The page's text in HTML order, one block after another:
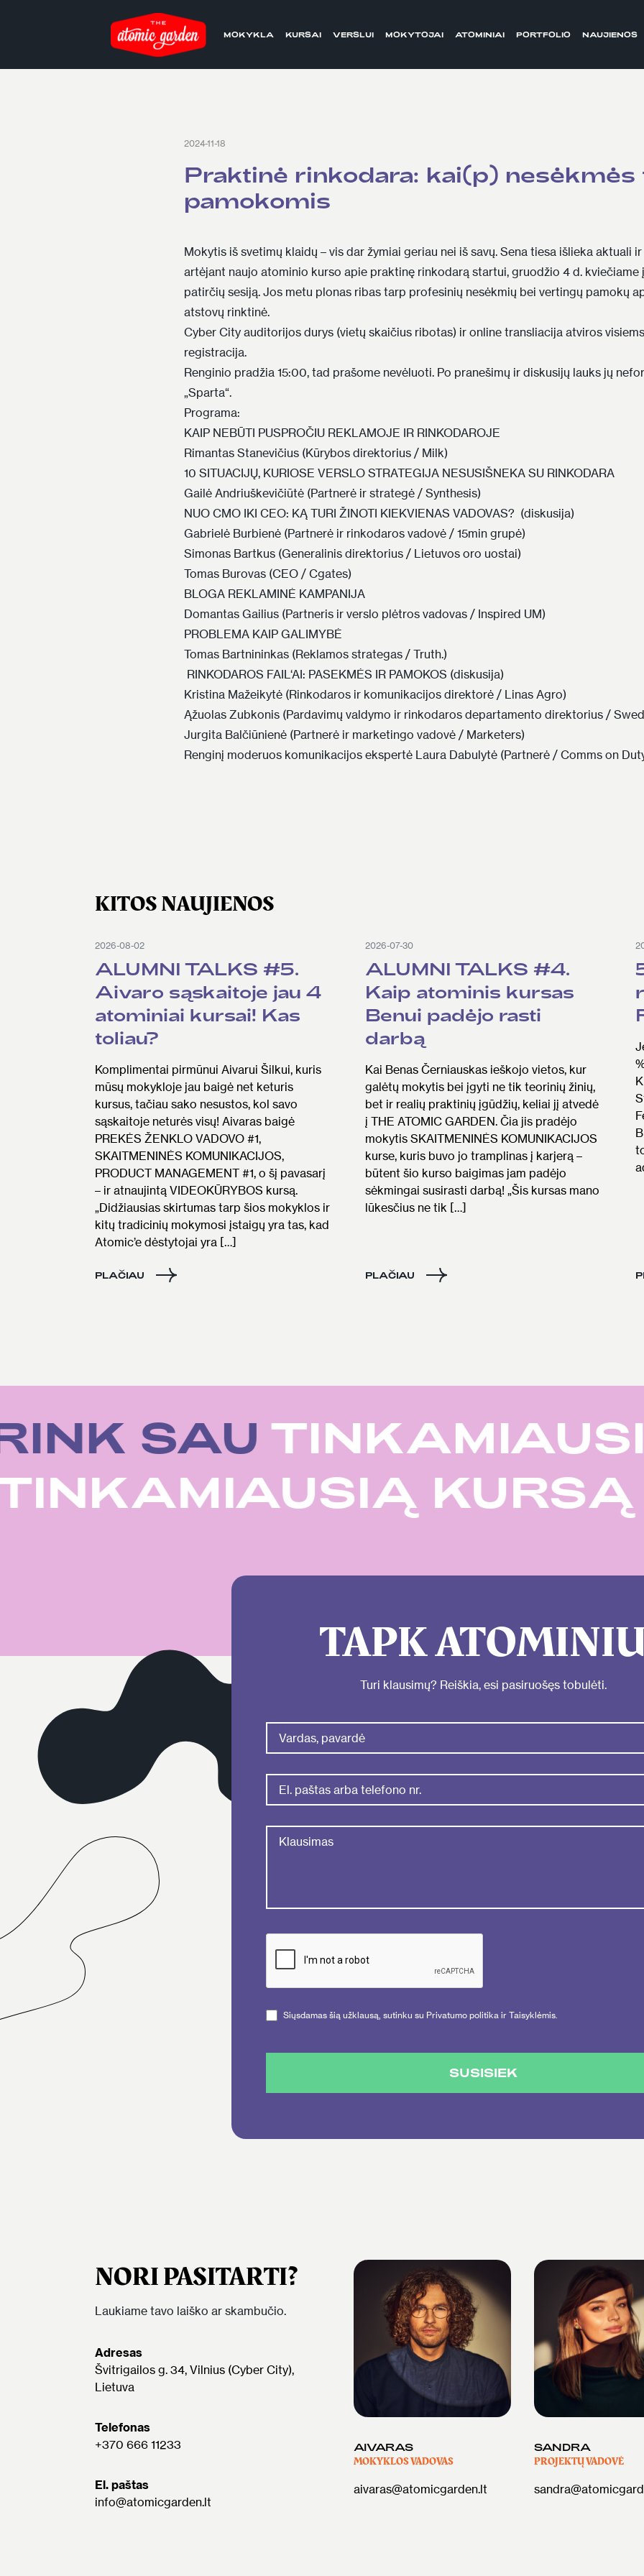
MOKYKLA KURSAI VERSLUI MOKYTOJAI ATOMINIAI PORTFOLIO NAUJIENOS
2024-11-18
Praktinė rinkodara: kai(p) nesėkmės
pamokomis
Mokytis iš svetimų klaidų – vis dar žymiai geriau nei iš savų. Sena tiesa išlieka aktuali
artėjant naujo atominio kurso apie praktinę rinkodarą startui, gruodžio 4 d. kviečiame
patirčių sesiją. Jos metu plonas ribas tarp profesinių nesėkmių bei vertingų pamokų
atstovų rinktinė.
Cyber City auditorijos durys (vietų skaičius ribotas) ir online transliacija atviros
registracija.
Renginio pradžia 15:00, tad prašome nevėluoti. Po pranešimų ir diskusijų lauks jų
„Sparta“.
Programa:
KAIP NEBŪTI PUSPROČIU REKLAMOJE IR RINKODAROJE
Rimantas Stanevičius (Kūrybos direktorius / Milk)
10 SITUACIJŲ, KURIOSE VERSLO STRATEGIJA NESUSIŠNEKA SU RINKODARA
Gailė Andriuškevičiūtė (Partnerė ir strategė / Synthesis)
NUO CMO IKI CEO: KĄ TURI ŽINOTI KIEKVIENAS VADOVAS? (diskusija)
Gabrielė Burbienė (Partnerė ir rinkodaros vadovė / 15min grupė)
Simonas Bartkus (Generalinis direktorius / Lietuvos oro uostai)
Tomas Burovas (CEO / Cgates)
BLOGA REKLAMINĖ KAMPANIJA
Domantas Gailius (Partneris ir verslo plėtros vadovas / Inspired UM)
PROBLEMA KAIP GALIMYBĖ
Tomas Bartnininkas (Reklamos strategas / Truth.)
RINKODAROS FAIL‘AI: PASEKMĖS IR PAMOKOS (diskusija)
Kristina Mažeikytė (Rinkodaros ir komunikacijos direktorė / Linas Agro)
Ąžuolas Zubkonis (Pardavimų valdymo ir rinkodaros departamento direktorius /
Jurgita Balčiūnienė (Partnerė ir marketingo vadovė / Marketers)
Renginį moderuos komunikacijos ekspertė Laura Dabulytė (Partnerė / Comms on
KITOS NAUJIENOS
2026-08-02
ALUMNI TALKS #5.
Aivaro sąskaitoje jau 4
atominiai kursai! Kas
toliau?
Komplimentai pirmūnui Aivarui Šilkui, kuris
mūsų mokykloje jau baigė net keturis
kursus, tačiau sako nesustos, kol savo
sąskaitoje neturės visų! Aivaras baigė
PREKĖS ŽENKLO VADOVO #1,
SKAITMENINĖS KOMUNIKACIJOS,
PRODUCT MANAGEMENT #1, o šį pavasarį
– ir atnaujintą VIDEOKŪRYBOS kursą.
„Didžiausias skirtumas tarp šios mokyklos ir
kitų tradicinių mokymosi įstaigų yra tas, kad
Atomic’e dėstytojai yra […]
PLAČIAU
2026-07-30
ALUMNI TALKS #4.
Kaip atominis kursas
Benui padėjo rasti
darbą
Kai Benas Černiauskas ieškojo vietos, kur
galėtų mokytis bei įgyti ne tik teorinių žinių,
bet ir realių praktinių įgūdžių, keliai jį atvedė
į THE ATOMIC GARDEN. Čia jis pradėjo
mokytis SKAITMENINĖS KOMUNIKACIJOS
kurse, kuris buvo jo tramplinas į karjerą –
būtent šio kurso baigimas jam padėjo
sėkmingai susirasti darbą! „Šis kursas mano
lūkesčius ne tik […]
PLAČIAU
SAU
TINKAMIAUSIĄ
TAPK
Turi klausimų? Reiškia, esi pasiruošęs tobulėti.
Siųsdamas šią užklausą, sutinku su Privatumo politika ir Taisyklėmis.
SUSISIEK
NORI PASITARTI?
Laukiame tavo laiško ar skambučio.
Adresas
Švitrigailos g. 34, Vilnius (Cyber City),
Lietuva
Telefonas
+370 666 11233
El. paštas
info@atomicgarden.lt
AIVARAS
MOKYKLOS VADOVAS
aivaras@atomicgarden.lt
SANDRA
PROJEKTŲ VADOVĖ